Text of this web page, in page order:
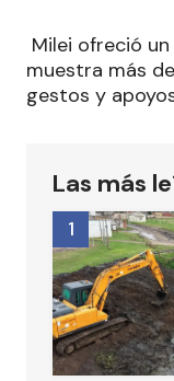
Milei ofreció
muestra más
gestos y
Las más
1